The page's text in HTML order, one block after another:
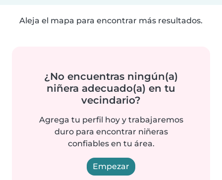
Aleja el mapa para encontrar más resultados.
¿No encuentras ningún(a)
niñera adecuado(a) en tu
vecindario?
Agrega tu perfil hoy y trabajaremos
duro para encontrar niñeras
confiables en tu área.
Empezar